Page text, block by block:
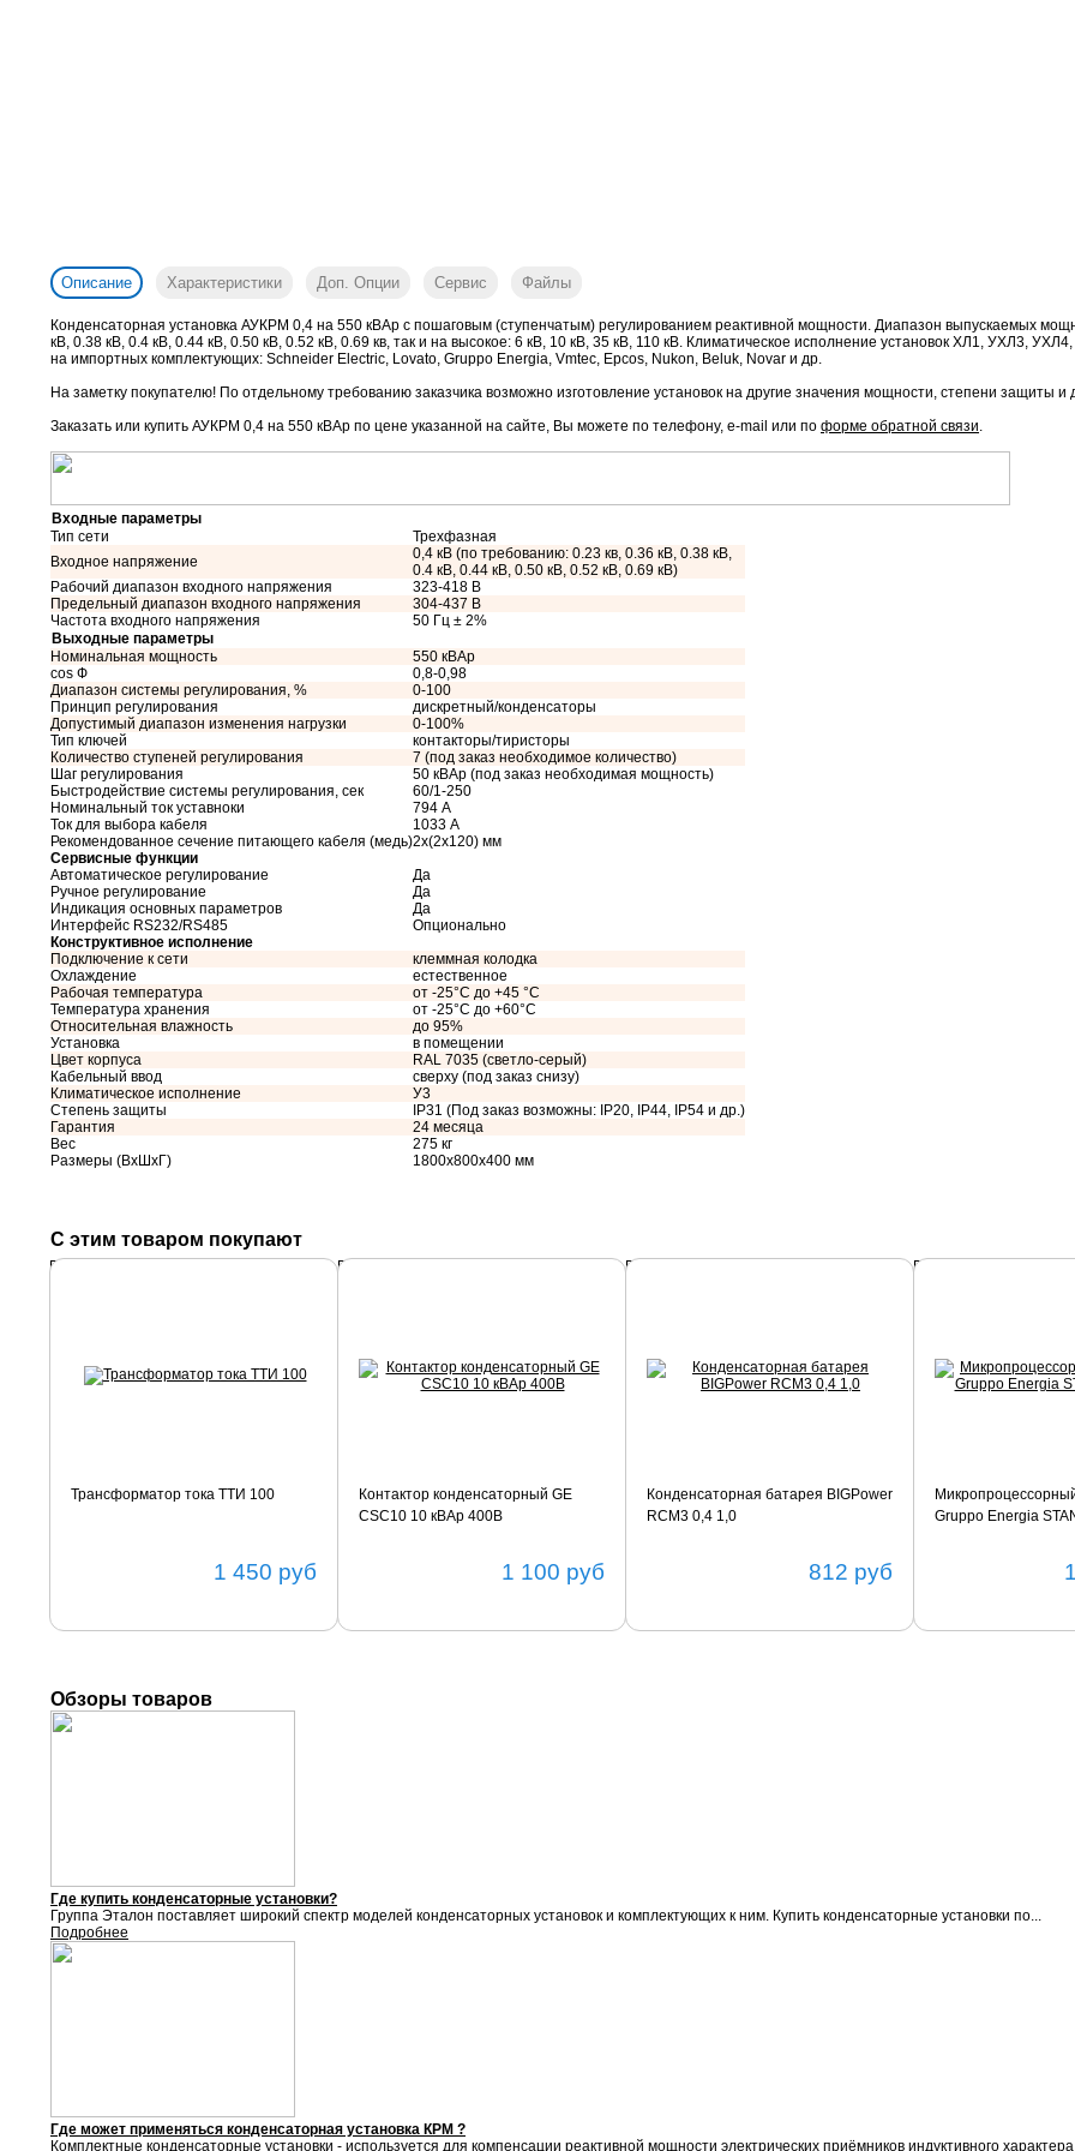
Описание Характеристики Доп. Опции Сервис Файлы
Конденсаторная установка АУКРМ 0,4 на 550 кВАр с пошаговым (ступенчатым) регулированием реактивной мощности. Диапазон выпускаемых
кВ, 0.38 кВ, 0.4 кВ, 0.44 кВ, 0.50 кВ, 0.52 кВ, 0.69 кв, так и на высокое: 6 кВ, 10 кВ, 35 кВ, 110 кВ. Климатическое исполнение установок ХЛ1, УХЛ3,
на импортных комплектующих: Schneider Electric, Lovato, Gruppo Energia, Vmtec, Epcos, Nukon, Beluk, Novar и др.
На заметку покупателю! По отдельному требованию заказчика возможно изготовление установок на другие значения мощности, степени защиты и
Заказать или купить АУКРМ 0,4 на 550 кВАр по цене указанной на сайте, Вы можете по телефону, e-mail или по форме обратной связи.
Входные параметры
Тип сети
Трехфазная
Входное напряжение
0,4 кВ (по требованию: 0.23 кв, 0.36 кВ, 0.38 кВ,
0.4 кВ, 0.44 кВ, 0.50 кВ, 0.52 кВ, 0.69 кВ)
Рабочий диапазон входного напряжения
323-418 В
Предельный диапазон входного напряжения
304-437 В
Частота входного напряжения
50 Гц ± 2%
Выходные параметры
Номинальная мощность
550 кВАр
cos Ф
0,8-0,98
Диапазон системы регулирования, %
0-100
Принцип регулирования
дискретный/конденсаторы
Допустимый диапазон изменения нагрузки
0-100%
Тип ключей
контакторы/тиристоры
Количество ступеней регулирования
7 (под заказ необходимое количество)
Шаг регулирования
50 кВАр (под заказ необходимая мощность)
Быстродействие системы регулирования, сек
60/1-250
Номинальный ток уставноки
794 А
Ток для выбора кабеля
1033 А
Рекомендованное сечение питающего кабеля (медь)2x(2x120) мм
Сервисные функции
Автоматическое регулирование
Да
Ручное регулирование
Да
Индикация основных параметров
Да
Интерфейс RS232/RS485
Опционально
Конструктивное исполнение
Подключение к сети
клеммная колодка
Охлаждение
естественное
Рабочая температура
от -25°C до +45 °C
Температура хранения
от -25°C до +60°C
Относительная влажность
до 95%
Установка
в помещении
Цвет корпуса
RAL 7035 (светло-серый)
Кабельный ввод
сверху (под заказ снизу)
Климатическое исполнение
У3
Степень защиты
IP31 (Под заказ возможны: IP20, IP44, IP54 и др.)
Гарантия
24 месяца
Вес
275 кг
Размеры (ВхШхГ)
1800х800х400 мм
С этим товаром покупают
Трансформатор тока ТТИ 100
1 450 руб
Подробнее
Контактор конденсаторный GE
CSC10 10 кВАр 400В
1 100 руб
Подробнее
Конденсаторная батарея BIGPower
RCM3 0,4 1,0
812 руб
Подробнее
Gruppo Energia
Подробнее
Обзоры товаров
Где купить конденсаторные установки?
Группа Эталон поставляет широкий спектр моделей конденсаторных установок и комплектующих к ним. Купить конденсаторные установки по...
Подробнее
Где может применяться конденсаторная установка КРМ ?
Комплектные конденсаторные установки - используется для компенсации реактивной мощности электрических приёмников индуктивного